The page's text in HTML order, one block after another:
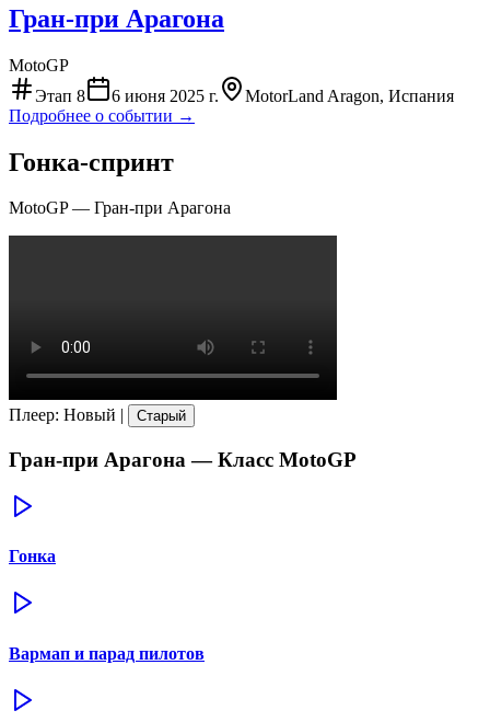
Гран-при Арагона
MotoGP
Этап 8 6 июня 2025 г.
MotorLand Aragon, Испания
Подробнее о событии →
Гонка-спринт
MotoGP— Гран-при Арагона
Плеер: Новый | Старый
Гран-при Арагона — Класс MotoGP
Гонка
Вармап и парад пилотов